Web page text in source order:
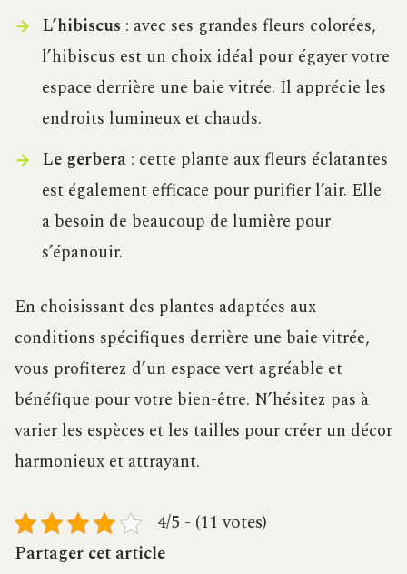
L’hibiscus : avec ses grandes fleurs colorées,
l’hibiscus est un choix idéal pour égayer votre
espace derrière une baie vitrée. Il apprécie les
endroits lumineux et chauds.
Le gerbera: cette plante aux fleurs éclatantes
est également efficace pour purifier l’air. Elle
a besoin de beaucoup de lumière pour
s’épanouir.
En choisissant des plantes adaptées aux
conditions spécifiques derrière une baie vitrée,
vous profiterez d’un espace vert agréable et
bénéfique pour votre bien-être. N’hésitez pas à
varier les espèces et les tailles pour créer un décor
harmonieux et attrayant.
4/5 - (11 votes)
Partager cet article